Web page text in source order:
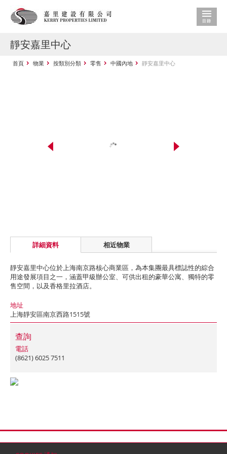
靜安嘉里中心
首頁 物業 按類別分類 零售 中國內地 靜安嘉里中心
詳細資料 相近物業
靜安嘉里中心位於上海南京路核心商業區，為本集團最具標誌性的綜合
用途發展項目之一，涵蓋甲級辦公室、可供出租的豪華公寓、獨特的零
售空間，以及香格里拉酒店。
地址
上海靜安區南京西路1515號
查詢
電話
(8621) 6025 7511